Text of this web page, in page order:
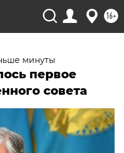
16+
минуты
первое
совета